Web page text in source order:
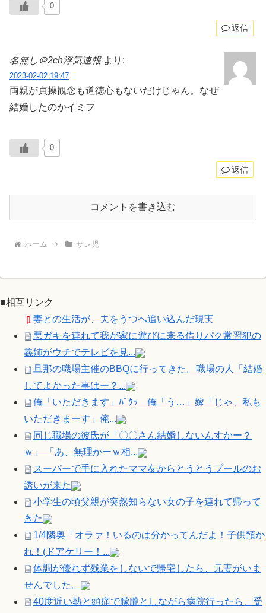
0
返信
名無し＠2ch浮気速報 より:
2023-02-02 19:47
両親が貞操観念も道徳心もないだけじゃん。なぜ
結婚したのかイミフ
0
返信
コメントを書き込む
ホーム サレ児
■相互リンク
妻との生活が、夫をうつへ追い込んだ現実
悪ガキを連れて我が家に遊びに来る借りパク常習犯の
義姉がウチでテレビを見...
旦那の職場主催のBBQに行ってきた。職場の人「結婚
してよかった事はー？...
俺「いただきます」ﾊﾟｸｯ 俺「う…」嫁「じゃ、私も
いただきまーす」俺...
同じ職場の彼氏が「〇〇さん結婚しないんすかー？
ｗ」 「あ、無理かーｗ相...
スーパーで手に入れたママ友からとうとうプールのお
誘いが来た
小学生の頃父親が突然知らない女の子を連れて帰って
きた
1/4隣奥「オラァ！いるのは分かってんだよ！子供預か
れ！(ドアケリー！...
体調が優れず残業をしないで帰宅したら、元妻がいま
せんでした。
40度近い熱と頭痛で朦朧としながら病院行ったら、受